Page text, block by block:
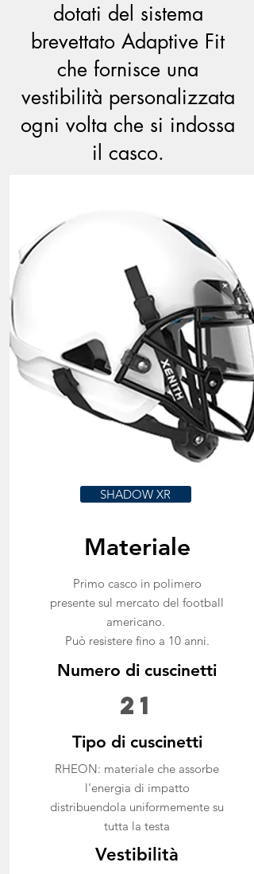
dotati del sistema
brevettato Adaptive Fit
che fornisce una
vestibilità personalizzata
ogni volta che si indossa
il casco.
SHADOW XR
Materiale
Primo casco in polimero
presente sul mercato del football
americano.
Può resistere fino a 10 anni.
Numero di cuscinetti
21
Tipo di cuscinetti
RHEON: materiale che assorbe
l'energia di impatto
distribuendola uniformemente su
tutta la testa
Vestibilità